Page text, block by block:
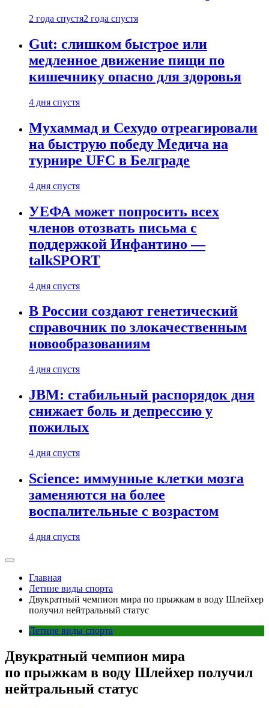
2 года спустя2 года спустя
Gut: слишком быстрое или
медленное движение пищи по
кишечнику опасно для здоровья
4 дня спустя
Мухаммад и Сехудо отреагировали
на быструю победу Медича на
турнире UFC в Белграде
4 дня спустя
УЕФА может попросить всех
членов отозвать письма с
поддержкой Инфантино —
talkSPORT
4 дня спустя
В России создают генетический
справочник по злокачественным
новообразованиям
4 дня спустя
JBM: стабильный распорядок дня
снижает боль и депрессию у
пожилых
4 дня спустя
Science: иммунные клетки мозга
заменяются на более
воспалительные с возрастом
4 дня спустя
Главная
Летние виды спорта
Двукратный чемпион мира по прыжкам в воду Шлейхер
получил нейтральный статус
Летние виды спорта
Двукратный чемпион мира
по прыжкам в воду Шлейхер получил
нейтральный статус